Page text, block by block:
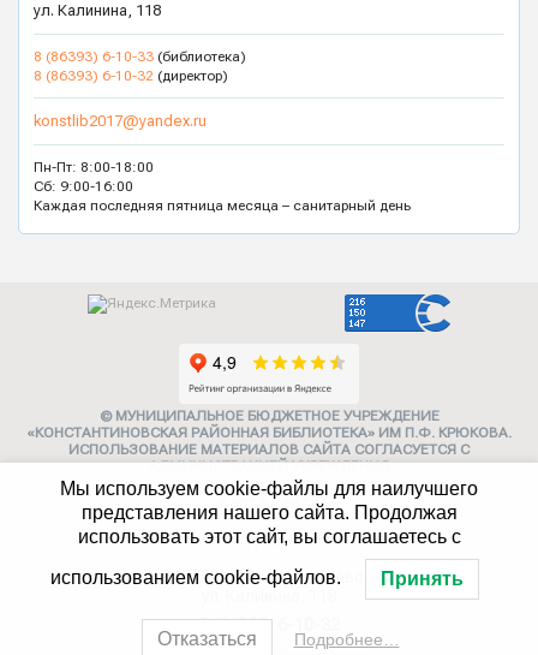
ул. Калинина, 118
8 (86393) 6-10-33 (библиотека)
8 (86393) 6-10-32 (директор)
konstlib2017@yandex.ru
Пн-Пт: 8:00-18:00
Сб: 9:00-16:00
Каждая последняя пятница месяца – санитарный день
Мы используем cookie-файлы для наилучшего
представления нашего сайта. Продолжая
использовать этот сайт, вы соглашаетесь с
использованием cookie-файлов. Принять
Отказаться Подробнее…
© МУНИЦИПАЛЬНОЕ БЮДЖЕТНОЕ УЧРЕЖДЕНИЕ
«КОНСТАНТИНОВСКАЯ РАЙОННАЯ БИБЛИОТЕКА» ИМ П.Ф. КРЮКОВА.
ИСПОЛЬЗОВАНИЕ МАТЕРИАЛОВ САЙТА СОГЛАСУЕТСЯ С
АДМИНИСТРАЦИЕЙ УЧРЕЖДЕНИЯ
Карта сайта
Политика конфиденциальности
347252, г. Константиновск,
8 (86393) 6-10-32